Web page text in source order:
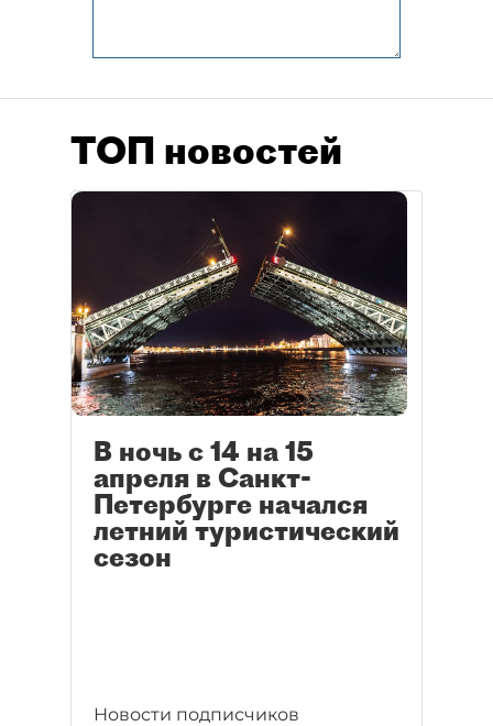
ТОП новостей
В ночь с 14 на 15
апреля в Санкт-
Петербурге начался
летний туристический
сезон
Новости подписчиков